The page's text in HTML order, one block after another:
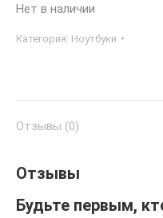
Нет в наличии
Категория: Ноутбуки
Отзывы (0)
Отзывы
Будьте первым,